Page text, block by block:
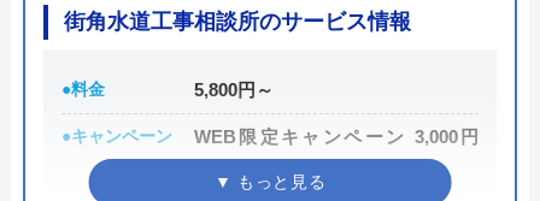
また、取扱いメーカーに関しても幅広いため、水ま
う。
もちろん見積もりは無料ですし、出張・キャンセル
についても無料ですので、まずはサイトを覗いてみ
街角水道工事相談所のサービス情報
●料金 5,800円～
●キャンペーン
WEB限定キャンペーン 3,000円
OFF